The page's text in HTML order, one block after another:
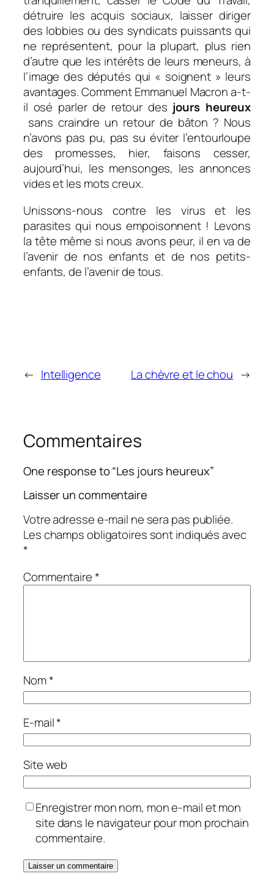
détruire les acquis sociaux, laisser diriger
des lobbies ou des syndicats puissants qui
ne représentent, pour la plupart, plus rien
d’autre que les intérêts de leurs meneurs, à
l’image des députés qui « soignent » leurs
avantages. Comment Emmanuel Macron a-t-
il osé parler de retour des jours heureux
sans craindre un retour de bâton ? Nous
n’avons pas pu, pas su éviter l’entourloupe
des promesses, hier, faisons cesser,
aujourd’hui, les mensonges, les annonces
vides et les mots creux.
Unissons-nous contre les virus et les
parasites qui nous empoisonnent ! Levons
la tête même si nous avons peur, il en va de
l’avenir de nos enfants et de nos petits-
enfants, de l’avenir de tous.
← Intelligence La chèvre et le chou →
Commentaires
One response to “Les jours heureux”
Laisser un commentaire
Votre adresse e-mail ne sera pas publiée.
Les champs obligatoires sont indiqués avec
*
Commentaire*
Nom*
E-mail*
Site web
Enregistrer mon nom, mon e-mail et mon
site dans le navigateur pour mon prochain
commentaire.